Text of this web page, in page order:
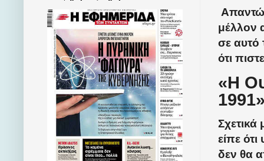
μέλλον
σε αυτό
ότι
«Η
Σχετικά
είπε
δεν θα